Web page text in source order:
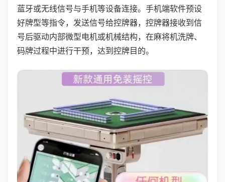
蓝牙或无线信号与手机等设备连接。手机端软件预设
好牌型等指令，发送信号给控牌器，控牌器接收到信
号后驱动内部微型电机或机械结构，在麻将机洗牌、
码牌过程中进行干预，达到控牌目的。